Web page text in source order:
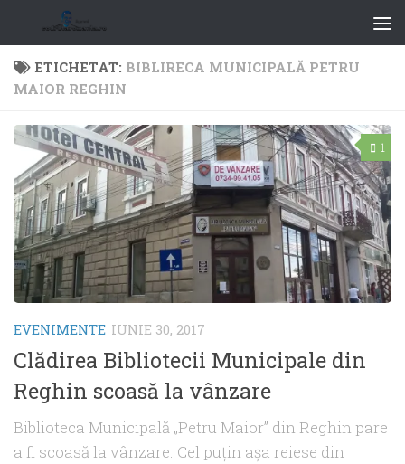
ETICHETAT: BIBLIRECA MUNICIPALĂ PETRU
MAIOR REGHIN
1
EVENIMENTE IUNIE 30, 2017
Clădirea Bibliotecii Municipale din
Reghin scoasă la vânzare
Biblioteca Municipală „Petru Maior” din Reghin pare
a fi scoasă la vânzare. Cel puţin aşa reiese din